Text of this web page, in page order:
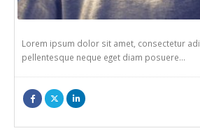
Lorem ipsum dolor sit amet, consectetur
pellentesque neque eget diam posuere…